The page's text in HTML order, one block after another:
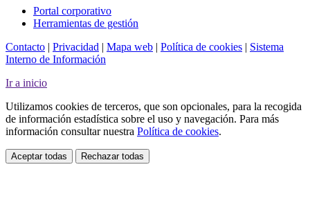
Portal corporativo
Herramientas de gestión
Contacto | Privacidad | Mapa web | Política de cookies | Sistema
Interno de Información
Ir a inicio
Utilizamos cookies de terceros, que son opcionales, para la recogida
de información estadística sobre el uso y navegación. Para más
información consultar nuestra Política de cookies.
Aceptar todas Rechazar todas